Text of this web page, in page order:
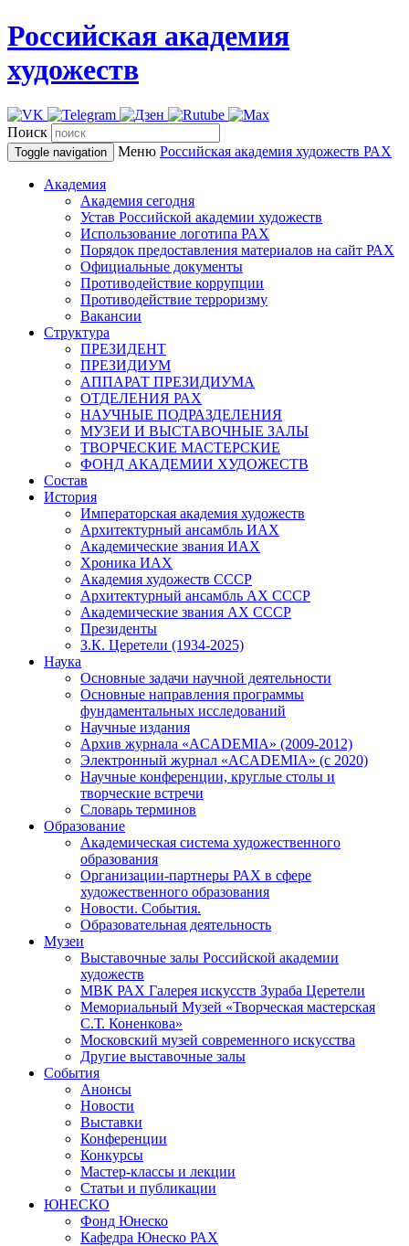
Российская академия
художеств
Поиск
Toggle navigation Меню Российская академия художеств РАХ
Академия
Академия сегодня
Устав Российской академии художеств
Использование логотипа РАХ
Порядок предоставления материалов на сайт РАХ
Официальные документы
Противодействие коррупции
Противодействие терроризму
Вакансии
Структура
ПРЕЗИДЕНТ
ПРЕЗИДИУМ
АППАРАТ ПРЕЗИДИУМА
ОТДЕЛЕНИЯ РАХ
НАУЧНЫЕ ПОДРАЗДЕЛЕНИЯ
МУЗЕИ И ВЫСТАВОЧНЫЕ ЗАЛЫ
ТВОРЧЕСКИЕ МАСТЕРСКИЕ
ФОНД АКАДЕМИИ ХУДОЖЕСТВ
Состав
История
Императорская академия художеств
Архитектурный ансамбль ИАХ
Академические звания ИАХ
Хроника ИАХ
Академия художеств СССР
Архитектурный ансамбль АХ СССР
Академические звания АХ СССР
Президенты
З.К. Церетели (1934-2025)
Наука
Основные задачи научной деятельности
Основные направления программы
фундаментальных исследований
Научные издания
Архив журнала «ACADEMIA» (2009-2012)
Электронный журнал «ACADEMIA» (с 2020)
Научные конференции, круглые столы и
творческие встречи
Словарь терминов
Образование
Академическая система художественного
образования
Организации-партнеры РАХ в сфере
художественного образования
Новости. События.
Образовательная деятельность
Музеи
Выставочные залы Российской академии
художеств
МВК РАХ Галерея искусств Зураба Церетели
Мемориальный Музей «Творческая мастерская
С.Т. Коненкова»
Московский музей современного искусства
Другие выставочные залы
События
Анонсы
Новости
Выставки
Конференции
Конкурсы
Мастер-классы и лекции
Статьи и публикации
ЮНЕСКО
Фонд Юнеско
Кафедра Юнеско РАХ